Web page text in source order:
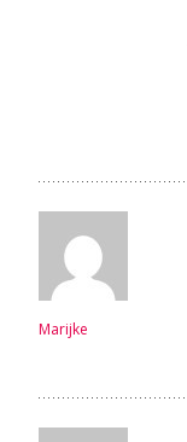
Marijke